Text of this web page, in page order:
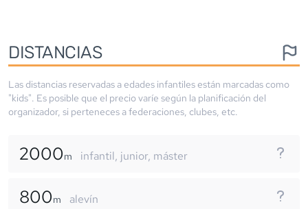
DISTANCIAS
Las distancias reservadas a edades infantiles están marcadas como
"kids". Es posible que el precio varíe según la planificación del
organizador, si perteneces a federaciones, clubes, etc.
2000m infantil, junior, máster
800m alevín